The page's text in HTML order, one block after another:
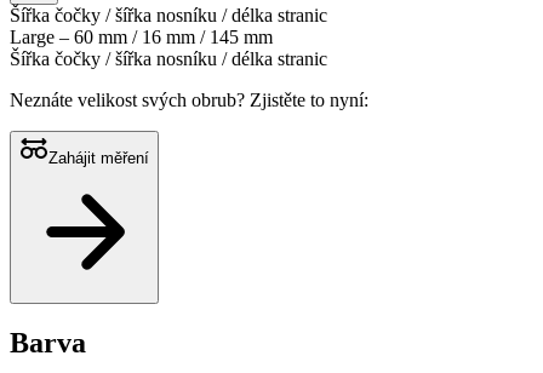
Šířka čočky / šířka nosníku / délka stranic
Large – 60 mm / 16 mm / 145 mm
Šířka čočky / šířka nosníku / délka stranic
Neznáte velikost svých obrub? Zjistěte to nyní:
Zahájit měření
Barva